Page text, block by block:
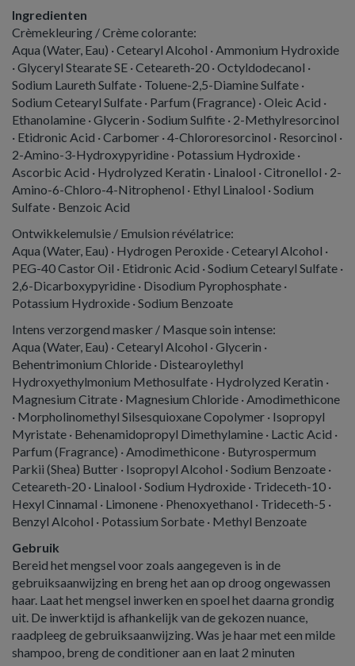
Ingredienten
Crèmekleuring / Crème colorante:
Aqua (Water, Eau) · Cetearyl Alcohol · Ammonium Hydroxide
· Glyceryl Stearate SE · Ceteareth-20 · Octyldodecanol ·
Sodium Laureth Sulfate · Toluene-2,5-Diamine Sulfate ·
Sodium Cetearyl Sulfate · Parfum (Fragrance) · Oleic Acid ·
Ethanolamine · Glycerin · Sodium Sulfite · 2-Methylresorcinol
· Etidronic Acid · Carbomer · 4-Chlororesorcinol · Resorcinol ·
2-Amino-3-Hydroxypyridine · Potassium Hydroxide ·
Ascorbic Acid · Hydrolyzed Keratin · Linalool · Citronellol · 2-
Amino-6-Chloro-4-Nitrophenol · Ethyl Linalool · Sodium
Sulfate · Benzoic Acid
Ontwikkelemulsie / Emulsion révélatrice:
Aqua (Water, Eau) · Hydrogen Peroxide · Cetearyl Alcohol ·
PEG-40 Castor Oil · Etidronic Acid · Sodium Cetearyl Sulfate ·
2,6-Dicarboxypyridine · Disodium Pyrophosphate ·
Potassium Hydroxide · Sodium Benzoate
Intens verzorgend masker / Masque soin intense:
Aqua (Water, Eau) · Cetearyl Alcohol · Glycerin ·
Behentrimonium Chloride · Distearoylethyl
Hydroxyethylmonium Methosulfate · Hydrolyzed Keratin ·
Magnesium Citrate · Magnesium Chloride · Amodimethicone
· Morpholinomethyl Silsesquioxane Copolymer · Isopropyl
Myristate · Behenamidopropyl Dimethylamine · Lactic Acid ·
Parfum (Fragrance) · Amodimethicone · Butyrospermum
Parkii (Shea) Butter · Isopropyl Alcohol · Sodium Benzoate ·
Ceteareth-20 · Linalool · Sodium Hydroxide · Trideceth-10 ·
Hexyl Cinnamal · Limonene · Phenoxyethanol · Trideceth-5 ·
Benzyl Alcohol · Potassium Sorbate · Methyl Benzoate
Gebruik
Bereid het mengsel voor zoals aangegeven is in de
gebruiksaanwijzing en breng het aan op droog ongewassen
haar. Laat het mengsel inwerken en spoel het daarna grondig
uit. De inwerktijd is afhankelijk van de gekozen nuance,
raadpleeg de gebruiksaanwijzing. Was je haar met een milde
shampoo, breng de conditioner aan en laat 2 minuten